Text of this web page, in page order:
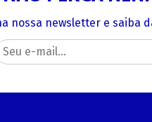
nossa newsletter e saiba